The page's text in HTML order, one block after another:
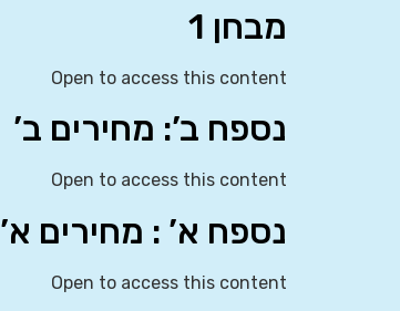
מבחן 1
Open to access this content
נספח ב’: מחירים ב’
Open to access this content
נספח א’ : מחירים א’
Open to access this content